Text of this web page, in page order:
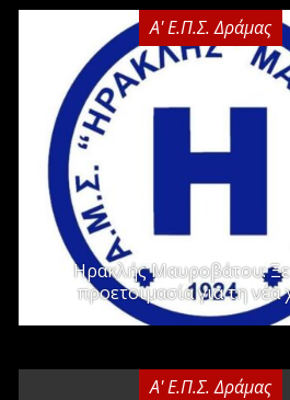
Α' Ε.Π.Σ. Δράμας
Ηρακλής Μαυροβάτου:
προετοιμασία για τη νέα
Α' Ε.Π.Σ. Δράμας